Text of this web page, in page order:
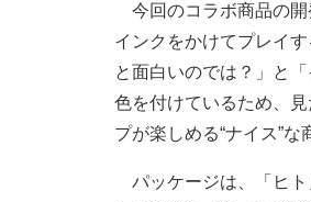
今回のコラボ商品の開
インクをかけてプレイ
と面白いのでは？」と
色を付けているため、
プが楽しめる“ナイス”な
パッケージは、「ヒト